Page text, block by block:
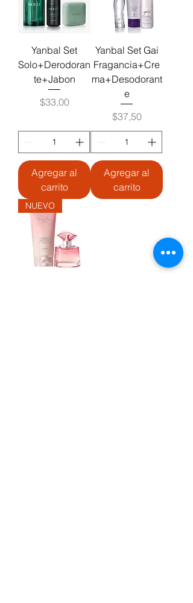
Yanbal Set
Solo+Derodoran
te+Jabon
Precio
$33,00
Agregar al
carrito
Yanbal Set Gai
Fragancia+Cre
ma+Desodorant
e
Precio
$37,50
Agregar al
carrito
NUEVO